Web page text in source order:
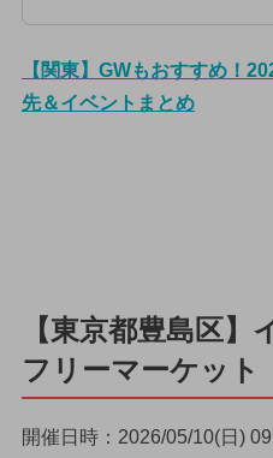
【関東】GWもおすすめ！
先＆イベントまとめ
【東京都豊島区】
フリーマーケット
開催日時：2026/05/10(日)